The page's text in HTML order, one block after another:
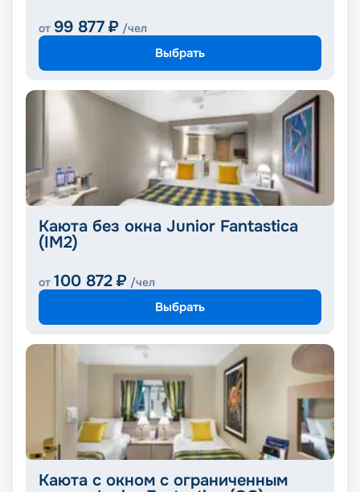
от 99 877 ₽ /чел
Выбрать
Каюта без окна Junior Fantastica
(IM2)
от 100 872 ₽ /чел
Выбрать
Каюта с окном с ограниченным